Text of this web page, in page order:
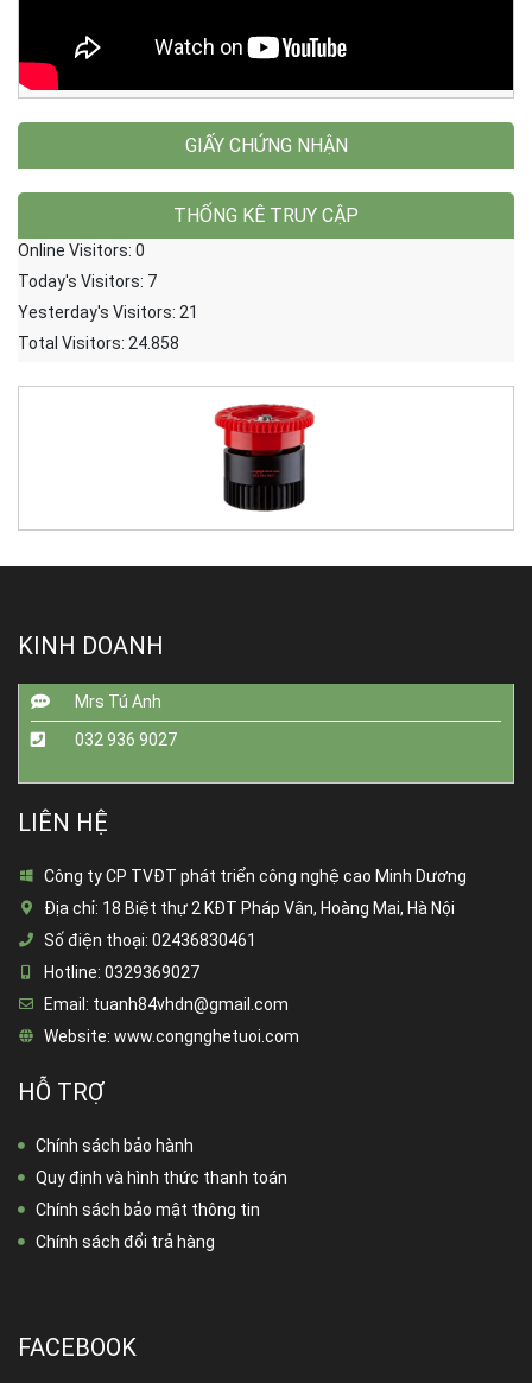
GIẤY CHỨNG NHẬN
THỐNG KÊ TRUY CẬP
Online Visitors: 0
Today's Visitors: 7
Yesterday's Visitors: 21
Total Visitors: 24.858
KINH DOANH
Mrs Tú Anh
032 936 9027
LIÊN HỆ
Công ty CP TVĐT phát triển công nghệ cao Minh Dương
Địa chỉ: 18 Biệt thự 2 KĐT Pháp Vân, Hoàng Mai, Hà Nội
Số điện thoại: 02436830461
Hotline: 0329369027
Email: tuanh84vhdn@gmail.com
Website: www.congnghetuoi.com
HỖ TRỢ
Chính sách bảo hành
Quy định và hình thức thanh toán
Chính sách bảo mật thông tin
Chính sách đổi trả hàng
FACEBOOK